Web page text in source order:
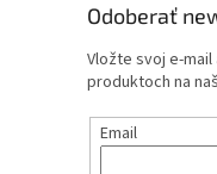
Odoberať
Vložte svoj e-
produktoch na
Email